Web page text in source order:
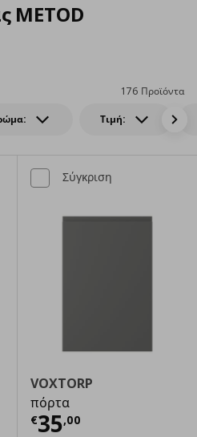
METOD
Τιμή:
176 Προϊόντα
€ 36,00
Σύγκριση
VOXTORP
πόρτα
€35,00
Τρέχουσα